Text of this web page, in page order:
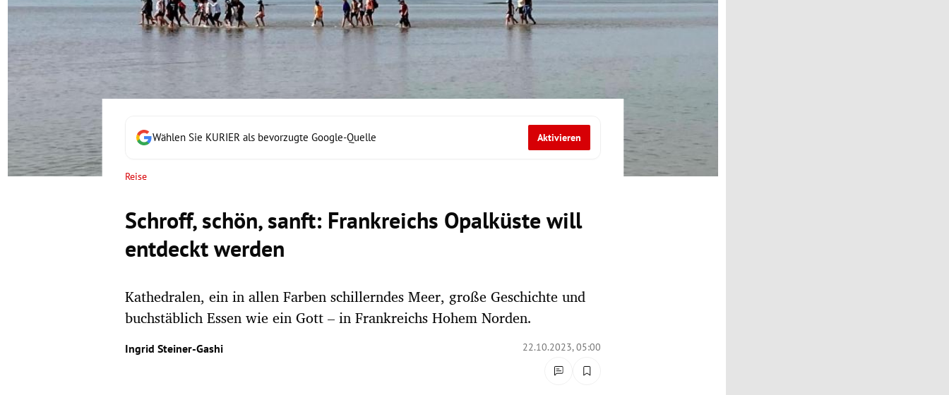
Untermenü
Untermenü
Untermenü
Untermenü
Untermenü
Wählen Sie KURIER als bevorzugte Google-Quelle Aktivieren
Reise
Schroff, schön, sanft: Frankreichs Opalküste will
entdeckt werden
Kathedralen, ein in allen Farben schillerndes Meer, große Geschichte und
buchstäblich Essen wie ein Gott – in Frankreichs Hohem Norden.
Ingrid Steiner-Gashi 22.10.2023, 05:00